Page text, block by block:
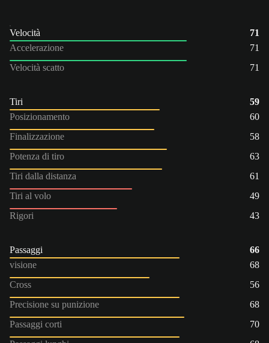
Velocità
71
Accelerazione
71
Velocità scatto
71
Tiri
59
Posizionamento
60
Finalizzazione
58
Potenza di tiro
63
Tiri dalla distanza
61
Tiri al volo
49
Rigori
43
Passaggi
66
visione
68
Cross
56
Precisione su punizione
68
Passaggi corti
70